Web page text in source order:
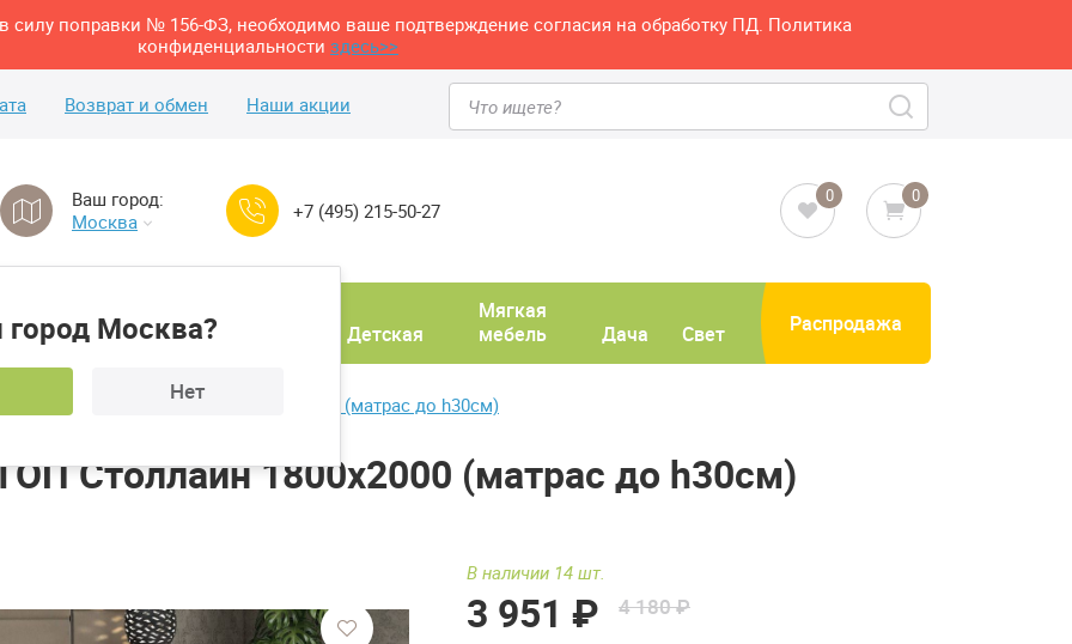
силу поправки № 156-ФЗ, необходимо ваше подтверждение согласия на обработку ПД. Политика
конфиденциальности здесь>>
Возврат и обмен Наши акции
Ваш город:
Москва
Москва?
Нет
+7 (495) 215-50-27
0 0
кабинет
Детская
Мягкая
мебель
Дача Свет Распродажа
АКВАСТОП Столлайн 1800х2000 (матрас до h30см)
Столлайн 1800х2000 (матрас до h30см)
В наличии 14 шт.
3 951 ₽ 4 180 ₽